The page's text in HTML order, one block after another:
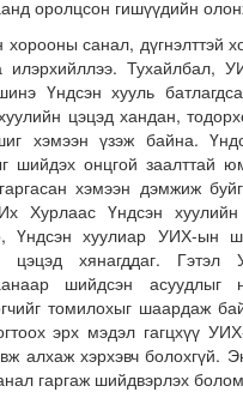
оролцсон гишүүдийн
хорооны санал, дүгнэлттэй
илэрхийллээ. Тухайлбал,
Үндсэн хууль
цэцэд хандан,
хэмээн үзэж байна.
шийдэх онцгой заалттай
хэмээн дэмжиж
Хурлаас Үндсэн
Үндсэн хуулиар УИХ-ын
цэцэд хянагддаг.
шийдсэн асуудлыг
томилохыг шаардаж
эрх мэдэл гагцхүү
алхаж хэрхэвч болохгүй.
гаргаж шийдвэрлэх